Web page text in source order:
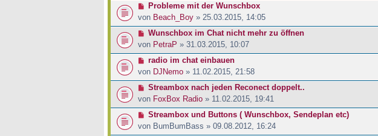
Probleme mit der Wunschbox
von Beach_Boy » 25.03.2015, 14:05
Wunschbox im Chat nicht mehr zu öffnen
von PetraP » 31.03.2015, 10:07
radio im chat einbauen
von DJNemo » 11.02.2015, 21:58
Streambox nach jeden Reconect doppelt..
von FoxBox Radio » 11.02.2015, 19:41
Streambox und Buttons ( Wunschbox, Sendeplan etc)
von BumBumBass » 09.08.2012, 16:24